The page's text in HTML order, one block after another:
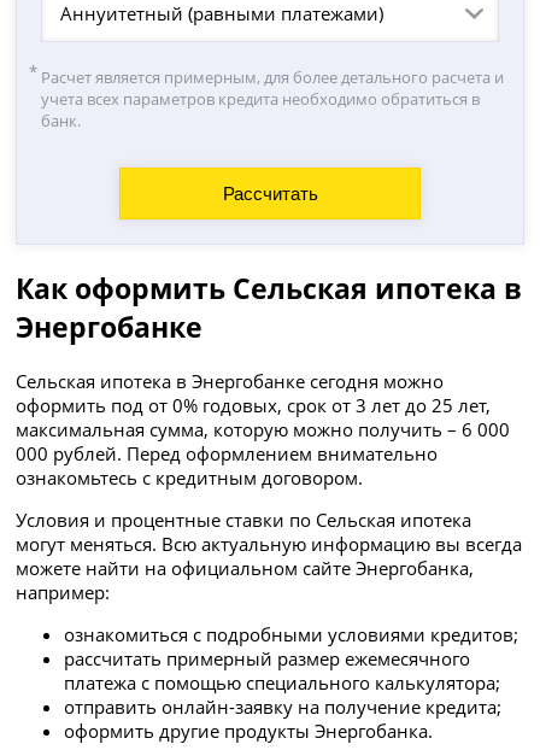
Аннуитетный (равными платежами)
Расчет является примерным, для более детального расчета и
учета всех параметров кредита необходимо обратиться в
банк.
Как оформить Сельская ипотека в
Энергобанке
Сельская ипотека в Энергобанке сегодня можно
оформить под от 0% годовых, срок от 3 лет до 25 лет,
максимальная сумма, которую можно получить – 6 000
000 рублей. Перед оформлением внимательно
ознакомьтесь с кредитным договором.
Условия и процентные ставки по Сельская ипотека
могут меняться. Всю актуальную информацию вы всегда
можете найти на официальном сайте Энергобанка,
например:
ознакомиться с подробными условиями кредитов;
рассчитать примерный размер ежемесячного
платежа с помощью специального калькулятора;
отправить онлайн-заявку на получение кредита;
оформить другие продукты Энергобанка.